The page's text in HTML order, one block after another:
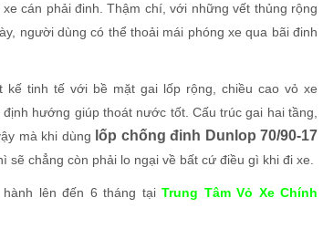
cán phải đinh. Thậm chí, với những vết thủng rộng
người dùng có thể thoải mái phóng xe qua bãi đinh
kế tinh tế với bề mặt gai lốp rộng, chiều cao vỏ xe
hướng giúp thoát nước tốt. Cấu trúc gai hai tầng,
mà khi dùng lốp chống đinh Dunlop 70/90-17
chẳng còn phải lo ngại về bất cứ điều gì khi đi xe.
lên đến 6 tháng tại Trung Tâm Vỏ Xe Chính